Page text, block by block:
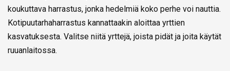
koukuttava harrastus, jonka hedelmiä koko perhe voi nauttia.
Kotipuutarhaharrastus kannattaakin aloittaa yrttien
kasvatuksesta. Valitse niitä yrttejä, joista pidät ja joita käytät
ruuanlaitossa.